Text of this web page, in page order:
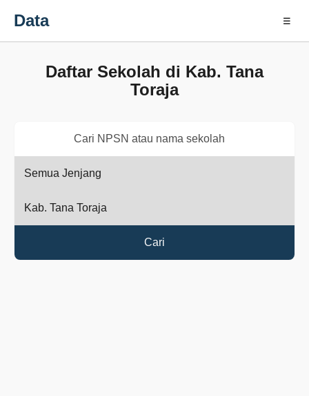
Data ☰
Daftar Sekolah di Kab. Tana
Toraja
Cari